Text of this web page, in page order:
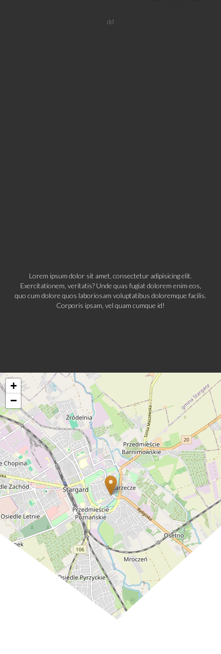
dd
Lorem ipsum dolor sit amet, consectetur adipisicing elit.
Exercitationem, veritatis? Unde quas fugiat dolorem enim eos,
quo cum dolore quos laboriosam voluptatibus doloremque facilis.
Corporis ipsam, vel quam cumque id!
+
−